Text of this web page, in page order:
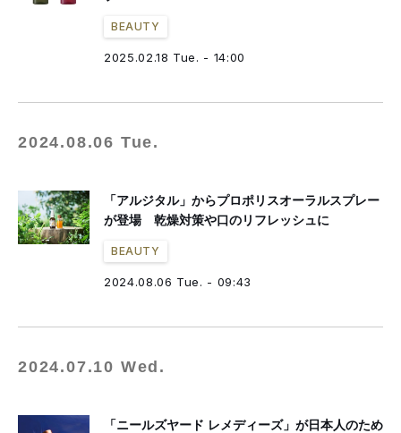
BEAUTY
2025.02.18 Tue. - 14:00
2024.08.06 Tue.
「アルジタル」からプロポリスオーラルスプレー
が登場 乾燥対策や口のリフレッシュに
BEAUTY
2024.08.06 Tue. - 09:43
2024.07.10 Wed.
「ニールズヤード レメディーズ」が日本人のため